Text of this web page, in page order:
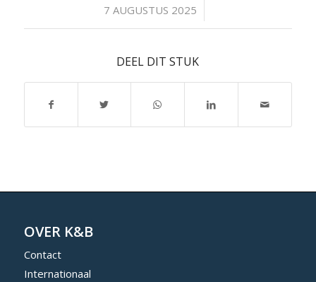
7 AUGUSTUS 2025
/
DEEL DIT STUK
OVER K&B
Contact
Internationaal